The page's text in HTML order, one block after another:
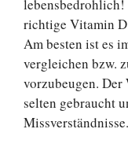
lebensbedrohlich!
richtige Vitamin
Am besten ist es
vergleichen bzw.
vorzubeugen.
selten gebraucht
Missverständnisse.